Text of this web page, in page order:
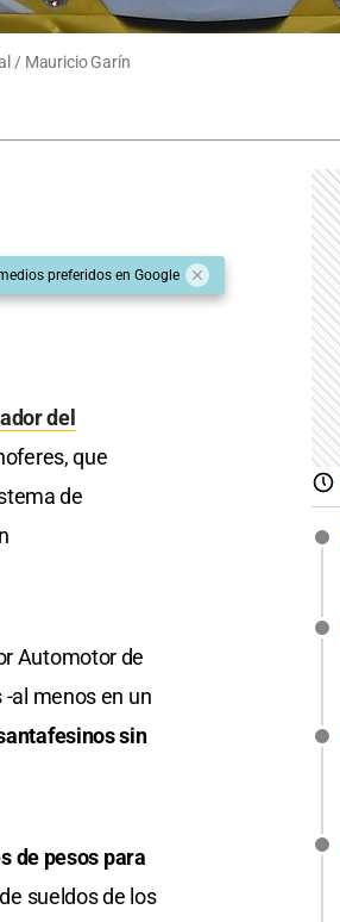
/ Mauricio Garín
preferidos en Google
del
que
de
Automotor de
al menos en un
sin
de pesos para
sueldos de los